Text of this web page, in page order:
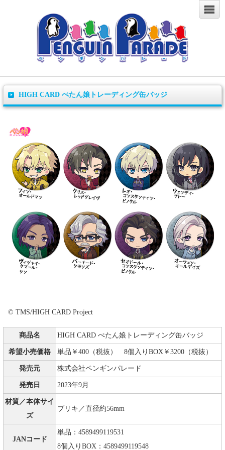
HIGH CARD ぺたん娘トレーディング缶バッジ
© TMS/HIGH CARD Project
商品名 HIGH CARD ぺたん娘トレーディング缶バッジ
希望小売価格 単品￥400（税抜） 8個入りBOX￥3200（税抜）
発売元 株式会社ペンギンパレード
発売日 2023年9月
材質／本体サイ
ズ
ブリキ／直径約56mm
JANコード
単品：4589499119531
8個入りBOX：4589499119548